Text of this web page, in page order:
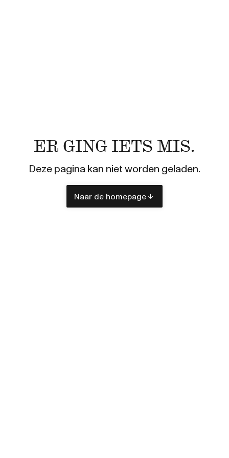
ER GING IETS MIS.
Deze pagina kan niet worden geladen.
Naar de homepage